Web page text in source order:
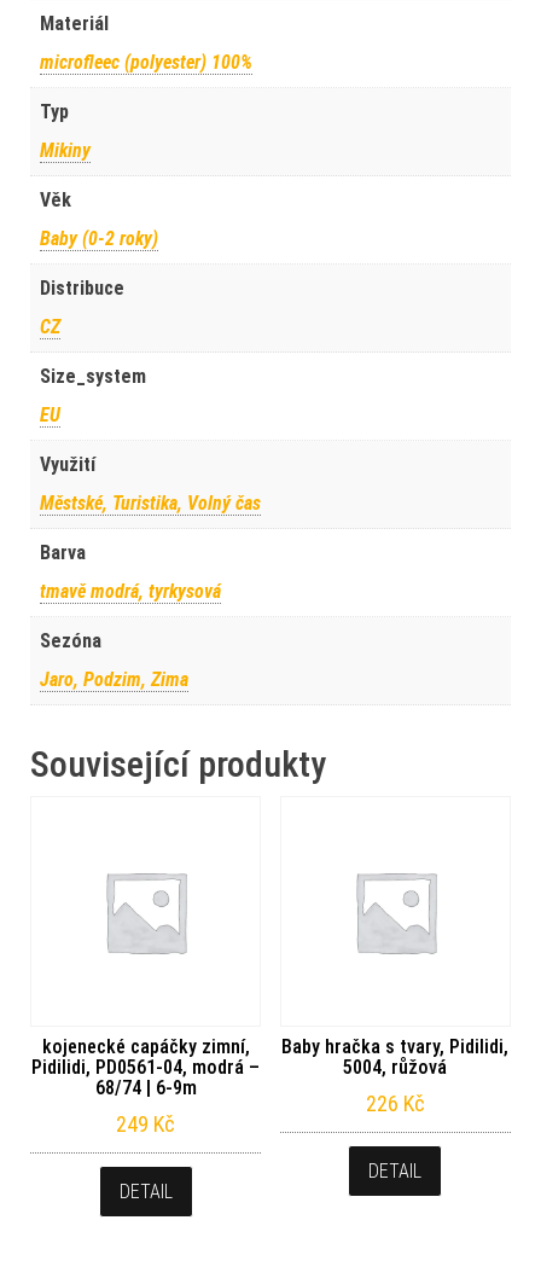
Materiál
microfleec (polyester) 100%
Typ
Mikiny
Věk
Baby (0-2 roky)
Distribuce
CZ
Size_system
EU
Využití
Městské, Turistika, Volný čas
Barva
tmavě modrá, tyrkysová
Sezóna
Jaro, Podzim, Zima
Související produkty
kojenecké capáčky zimní,
Pidilidi, PD0561-04, modrá –
68/74 | 6-9m
249 Kč
DETAIL
Baby hračka s tvary, Pidilidi,
5004, růžová
226 Kč
DETAIL